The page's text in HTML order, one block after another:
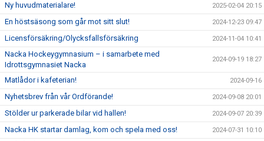
Ny huvudmaterialare! 2025-02-04 20:15
En höstsäsong som går mot sitt slut! 2024-12-23 09:47
Licensförsäkring/Olycksfallsförsäkring 2024-11-04 10:41
Nacka Hockeygymnasium – i samarbete med
Idrottsgymnasiet Nacka
2024-09-19 18:27
Matlådor i kafeterian! 2024-09-16
Nyhetsbrev från vår Ordförande! 2024-09-08 20:01
Stölder ur parkerade bilar vid hallen! 2024-09-07 20:39
Nacka HK startar damlag, kom och spela med oss! 2024-07-31 10:10